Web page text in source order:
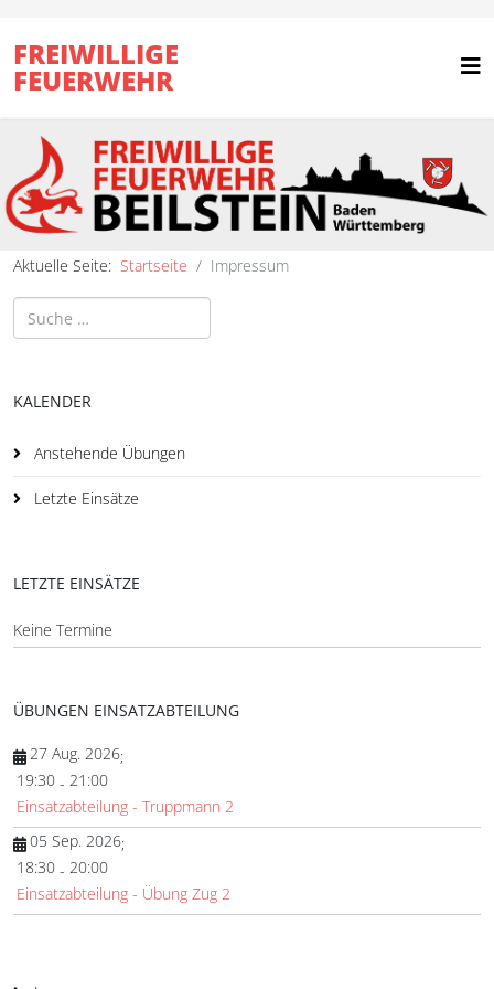
FREIWILLIGE
FEUERWEHR
Aktuelle Seite: Startseite Impressum
Suchen
KALENDER
Anstehende Übungen
Letzte Einsätze
LETZTE EINSÄTZE
Keine Termine
ÜBUNGEN EINSATZABTEILUNG
27 Aug. 2026;
19:30 - 21:00
Einsatzabteilung - Truppmann 2
05 Sep. 2026;
18:30 - 20:00
Einsatzabteilung - Übung Zug 2